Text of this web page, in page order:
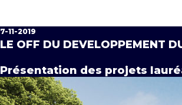
7-11-2019
LE OFF DU DEVELOPPEMENT
Présentation des projets